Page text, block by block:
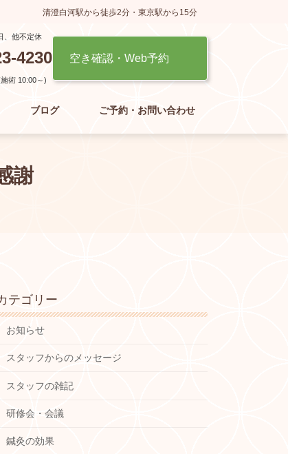
清澄白河駅から徒歩2分・東京駅から15分
、他不定休
4230
術 10:00～)
空き確認・Web予約
ブログ ご予約・お問い合わせ
謝
テゴリー
お知らせ
スタッフからのメッセージ
スタッフの雑記
研修会・会議
鍼灸の効果